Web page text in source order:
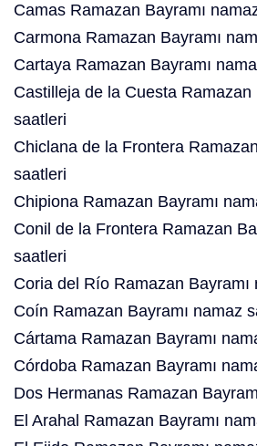
Camas Ramazan Bayramı
Carmona Ramazan Bayramı
Cartaya Ramazan Bayramı
Castilleja de la Cuesta Ramazan
saatleri
Chiclana de la Frontera
saatleri
Chipiona Ramazan Bayramı
Conil de la Frontera Ramazan
saatleri
Coria del Río Ramazan Bayramı
Coín Ramazan Bayramı namaz
Cártama Ramazan Bayramı
Córdoba Ramazan Bayramı
Dos Hermanas Ramazan
El Arahal Ramazan Bayramı